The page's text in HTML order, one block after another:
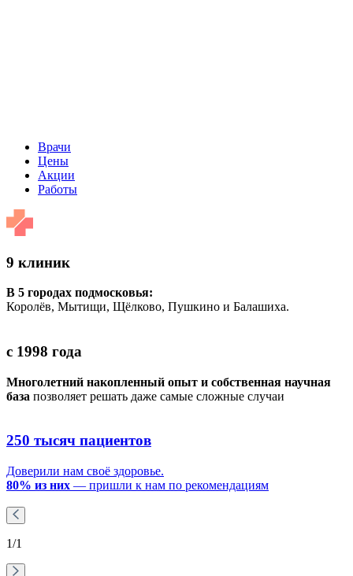
Врачи
Цены
Акции
Работы
9 клиник
В 5 городах подмосковья:
Королёв, Мытищи, Щёлково, Пушкино и Балашиха.
с 1998 года
Многолетний накопленный опыт и собственная научная
база позволяет решать даже самые сложные случаи
250 тысяч пациентов
Доверили нам своё здоровье.
80% из них — пришли к нам по рекомендациям
1/1